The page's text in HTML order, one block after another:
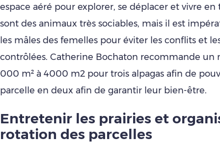
espace aéré pour explorer, se déplacer et vivre en
sont des animaux très sociables, mais il est
les mâles des femelles pour éviter les conflits et
contrôlées. Catherine Bochaton recommande
000 m² à 4000 m2 pour trois alpagas afin de
parcelle en deux afin de garantir leur bien-être.
Entretenir les prairies et
rotation des parcelles